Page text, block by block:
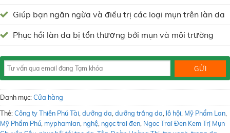
Giúp bạn ngăn ngừa và điều trị các loại mụn trên làn da
Phục hồi làn da bị tổn thương bởi mụn và môi trường
Danh mục:Cửa hàng
Thẻ:Công ty Thiên Phú Tài dưỡng da dưỡng trắng da lô hội Mỹ Phẩm Lan
Mỹ Phẩm Phú myphamlan nghệ ngọc trai đen Ngoc Trai Đen Kem Trị Mụn